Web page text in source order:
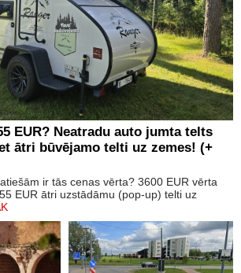
EUR? Neatradu auto jumta telts
ātri būvējamo telti uz zemes! (+
ir tās cenas vērta? 3600 EUR vērta
EUR ātri uzstādāmu (pop-up) telti uz